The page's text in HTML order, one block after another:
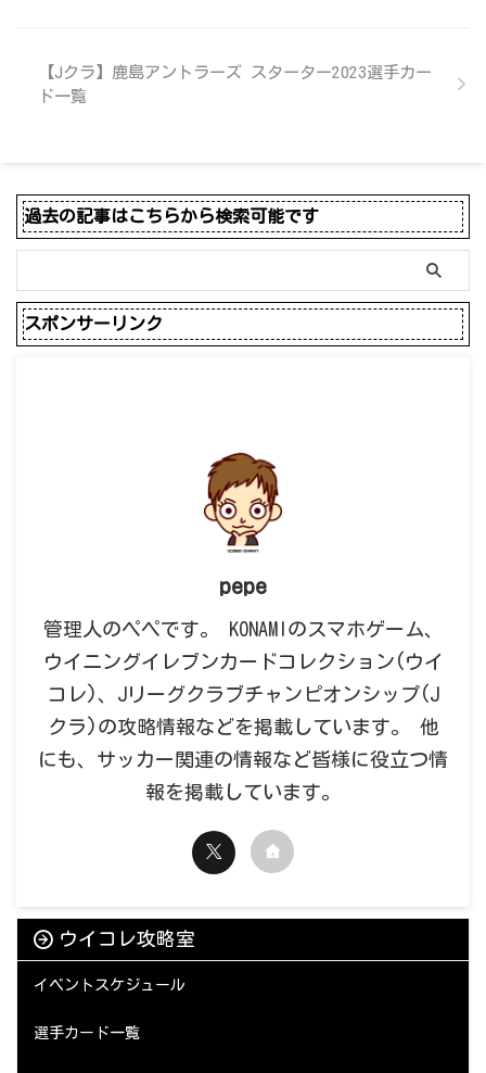
【Jクラ】鹿島アントラーズ スターター2023選手カー
ド一覧
過去の記事はこちらから検索可能です
スポンサーリンク
pepe
管理人のペペです。 KONAMIのスマホゲーム、
ウイニングイレブンカードコレクション(ウイ
コレ)、Jリーグクラブチャンピオンシップ(J
クラ)の攻略情報などを掲載しています。 他
にも、サッカー関連の情報など皆様に役立つ情
報を掲載しています。
ウイコレ攻略室
イベントスケジュール
選手カード一覧